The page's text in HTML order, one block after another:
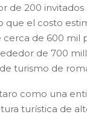
de 200
que el costo
de 600 mil
de 700
turismo de
como una
turística de